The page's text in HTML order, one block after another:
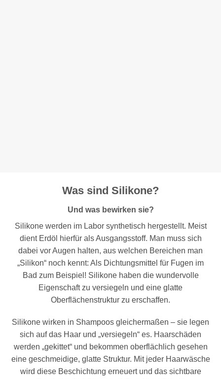
Was sind Silikone?
Und was bewirken sie?
Silikone werden im Labor synthetisch hergestellt. Meist
dient Erdöl hierfür als Ausgangsstoff. Man muss sich
dabei vor Augen halten, aus welchen Bereichen man
„Silikon“ noch kennt: Als Dichtungsmittel für Fugen im
Bad zum Beispiel! Silikone haben die wundervolle
Eigenschaft zu versiegeln und eine glatte
Oberflächenstruktur zu erschaffen.
Silikone wirken in Shampoos gleichermaßen – sie legen
sich auf das Haar und „versiegeln“ es. Haarschäden
werden „gekittet“ und bekommen oberflächlich gesehen
eine geschmeidige, glatte Struktur. Mit jeder Haarwäsche
wird diese Beschichtung erneuert und das sichtbare